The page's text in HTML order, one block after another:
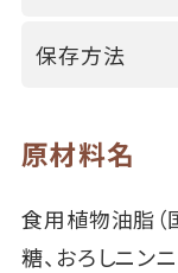
保存方法
原材料名
食用植物油脂（
糖、おろしニン